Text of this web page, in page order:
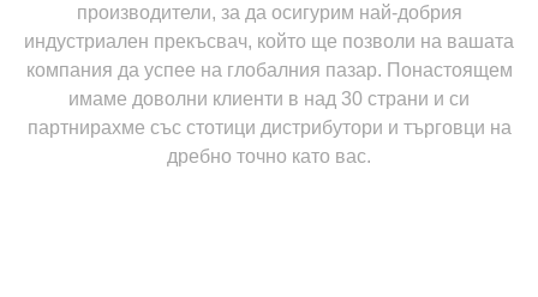
производители, за да осигурим най-добрия
индустриален прекъсвач, който ще позволи на вашата
компания да успее на глобалния пазар. Понастоящем
имаме доволни клиенти в над 30 страни и си
партнирахме със стотици дистрибутори и търговци на
дребно точно като вас.